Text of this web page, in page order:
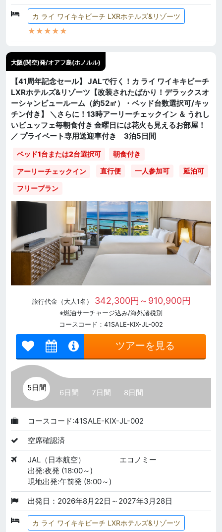
カ ライ ワイキキビーチ LXRホテルズ&リゾーツ
★★★★★
大阪(関空)発/オアフ島(ホノルル)
【41周年記念セール】 JALで行く！カ ライ ワイキキビーチ
LXRホテルズ&リゾーツ【改装されたばかり！デラックスオ
ーシャンビュールーム（約52㎡）・ベッド台数選択可/キッ
チン付き】 ＼さらに！13時アーリーチェックイン ＆ うれし
いビュッフェ毎朝食付き 金曜日には花火も見えるお部屋！
／ プライベート専用送迎車付き 3泊5日間
ベッド1台または2台選択可 朝食付き
アーリーチェックイン 直行便 一人参加可 延泊可
フリープラン
旅行代金（大人1名） 342,300円～910,900円
※燃油サーチャージ込み/海外諸税別
コースコード：41SALE-KIX-JL-002
ツアーを見る
5日間
6日間 7日間 8日間
コースコード:41SALE-KIX-JL-002
空席確認済
JAL（日本航空）
エコノミー
出発:夜発 (18:00～)
現地出発:午前発 (8:00～)
出発日：2026年8月22日～2027年3月28日
カ ライ ワイキキビーチ LXRホテルズ&リゾーツ